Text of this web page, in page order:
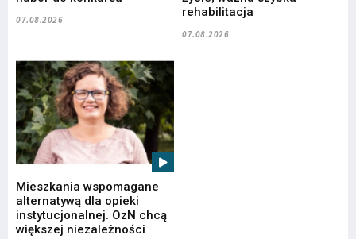
07.08.2026
rehabilitacja
07.08.2026
Mieszkania wspomagane
alternatywą dla opieki
instytucjonalnej. OzN chcą
większej niezależności